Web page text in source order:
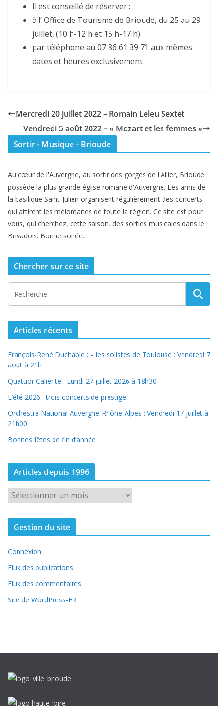
Il est conseillé de réserver :
à l’ Office de Tourisme de Brioude, du 25 au 29
juillet, (10 h-12 h et 15 h-17 h)
par téléphone au 07 86 61 39 71 aux mêmes
dates et heures exclusivement
Mercredi 20 juillet 2022 – Romain Leleu Sextet
Vendredi 5 août 2022 – « Mozart et les femmes »
Sortir - Musique - Brioude
Au cœur de l'Auvergne, au sortir des gorges de l'Allier, Brioude
possède la plus grande église romane d'Auvergne. Les amis de
la basilique Saint-Julien organisent régulièrement des concerts
qui attirent les mélomanes de toute la région. Ce site est pour
vous, qui cherchez, cette saison, des sorties musicales dans le
Brivadois. Bonne soirée.
Chercher sur ce site
Articles récents
François-René Duchâble : – les solistes de Toulouse : Vendredi 7
août à 21h
Quatuor Caliente : Lundi 27 juillet 2026 à 18h30
L’été 2026 : trois concerts de prestige
Orchestre National Auvergne-Rhône-Alpes : Vendredi 17 juillet à
21h00
Bonnes fêtes de fin d’année
Articles depuis 1996
r
t
l
e
e
s
9
6
Gestion du site
Connexion
Flux des publications
Flux des commentaires
Site de WordPress-FR